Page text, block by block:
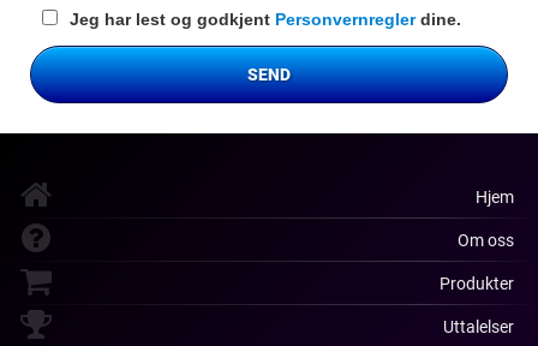
Jeg har lest og godkjent Personvernreglerdine.
SEND
Hjem
Om oss
Produkter
Uttalelser